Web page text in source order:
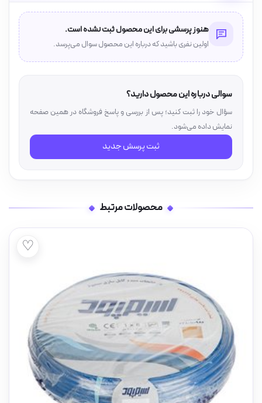
هنوز پرسشی برای این محصول ثبت نشده است.
اولین نفری باشید که درباره این محصول سوال می‌پرسد.
سوالی درباره این محصول دارید؟
سؤال خود را ثبت کنید؛ پس از بررسی و پاسخ فروشگاه در همین صفحه
نمایش داده می‌شود.
ثبت پرسش جدید
محصولات مرتبط
♡